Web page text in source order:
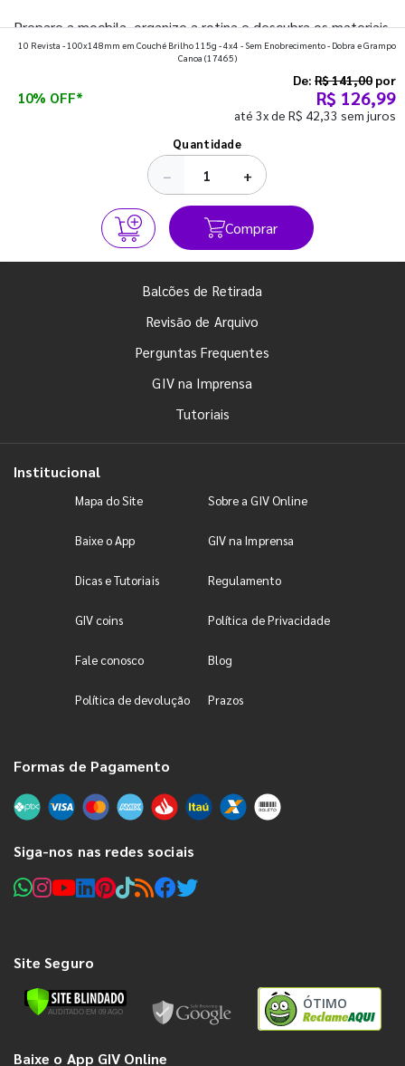
Prepare a mochila, organize a rotina e descubra os materiais
que fazem toda diferença para começar o segundo
10 Revista - 100x148mm em Couché Brilho 115g - 4x4 - Sem Enobrecimento - Dobra e Grampo
Canoa (17465)
10% OFF*
De: R$ 141,00 por
R$ 126,99
até 3x de R$ 42,33 sem juros
Quantidade
− +
Comprar
Balcões de Retirada
Revisão de Arquivo
Perguntas Frequentes
GIV na Imprensa
Tutoriais
Institucional
Mapa do Site Sobre a GIV Online
Baixe o App GIV na Imprensa
Dicas e Tutoriais Regulamento
GIV coins Política de Privacidade
Fale conosco Blog
Política de devolução Prazos
Formas de Pagamento
Siga-nos nas redes sociais
Site Seguro
ÓTIMO
Baixe o App GIV Online